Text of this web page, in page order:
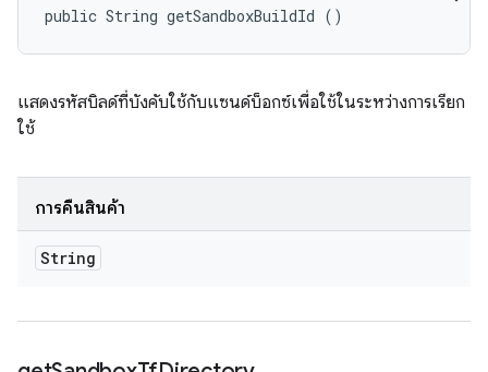
public String getSandboxBuildId ()
แสดงรหัสบิลด์ที่บังคับใช้กับแซนด์บ็อกซ์เพื่อใช้ในระหว่างการเรียก
ใช้
การคืนสินค้า
String